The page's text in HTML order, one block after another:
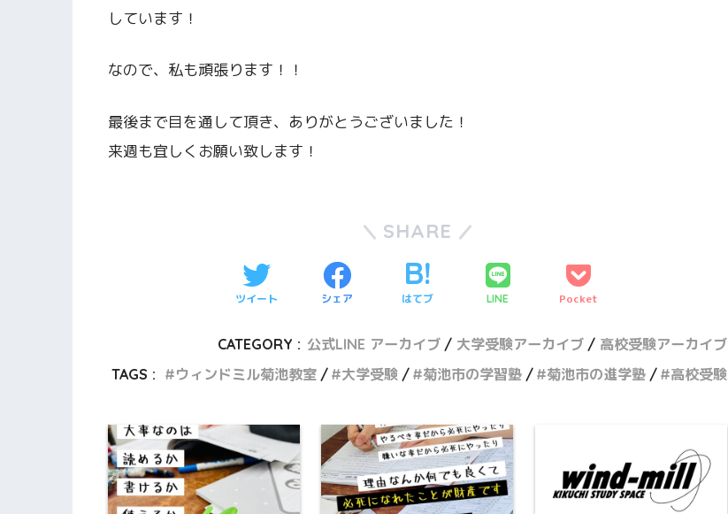
しています！
なので、私も頑張ります！！
最後まで目を通して頂き、ありがとうございました！
来週も宜しくお願い致します！
SHARE
ツイート シェア はてブ LINE Pocket
CATEGORY : 公式LINE アーカイブ 大学受験アーカイブ
高校受験アーカイブ
TAGS :
ウィンドミル菊池教室 大学受験 菊池市の学習塾 菊池市の進学塾 高校受験